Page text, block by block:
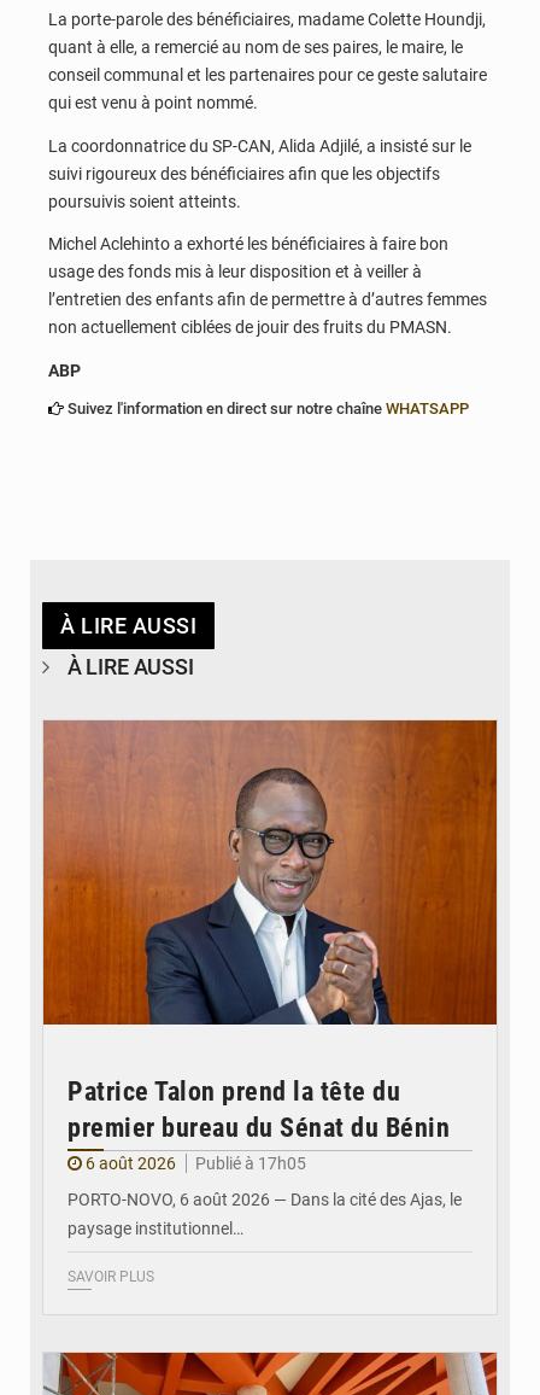
La porte-parole des bénéficiaires, madame Colette Houndji,
quant à elle, a remercié au nom de ses paires, le maire, le
conseil communal et les partenaires pour ce geste salutaire
qui est venu à point nommé.
La coordonnatrice du SP-CAN, Alida Adjilé, a insisté sur le
suivi rigoureux des bénéficiaires afin que les objectifs
poursuivis soient atteints.
Michel Aclehinto a exhorté les bénéficiaires à faire bon
usage des fonds mis à leur disposition et à veiller à
l’entretien des enfants afin de permettre à d’autres femmes
non actuellement ciblées de jouir des fruits du PMASN.
ABP
Suivez l'information en direct sur notre chaîne WHATSAPP
À LIRE AUSSI
À LIRE AUSSI
Patrice Talon prend la tête du
premier bureau du Sénat du Bénin
6 août 2026
Publié à 17h05
PORTO-NOVO, 6 août 2026 — Dans la cité des Ajas, le
paysage institutionnel…
SAVOIR PLUS